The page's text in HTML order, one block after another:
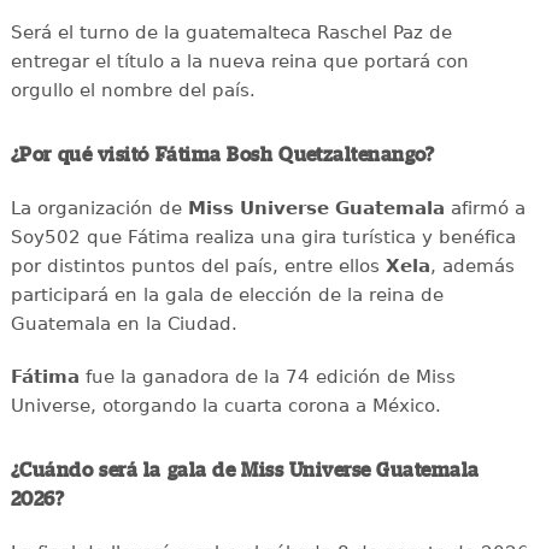
Será el turno de la guatemalteca Raschel Paz de
entregar el título a la nueva reina que portará con
orgullo el nombre del país.
¿Por qué visitó Fátima Bosh Quetzaltenango?
La organización de Miss Universe Guatemala afirmó a
Soy502 que Fátima realiza una gira turística y benéfica
por distintos puntos del país, entre ellos Xela, además
participará en la gala de elección de la reina de
Guatemala en la Ciudad.
Fátima fue la ganadora de la 74 edición de Miss
Universe, otorgando la cuarta corona a México.
¿Cuándo será la gala de Miss Universe Guatemala
2026?